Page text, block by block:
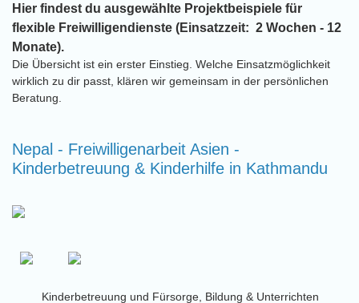
Hier findest du ausgewählte Projektbeispiele für
flexible Freiwilligendienste (Einsatzzeit: 2 Wochen - 12
Monate).
Die Übersicht ist ein erster Einstieg. Welche Einsatzmöglichkeit
wirklich zu dir passt, klären wir gemeinsam in der persönlichen
Beratung.
Nepal - Freiwilligenarbeit Asien -
Kinderbetreuung & Kinderhilfe in Kathmandu
Kinderbetreuung und Fürsorge, Bildung & Unterrichten